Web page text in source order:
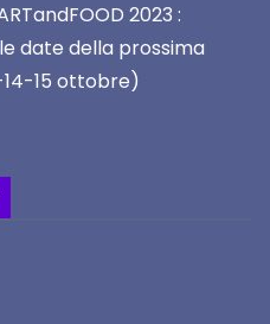
2023 :
date della prossima
14-15 ottobre)